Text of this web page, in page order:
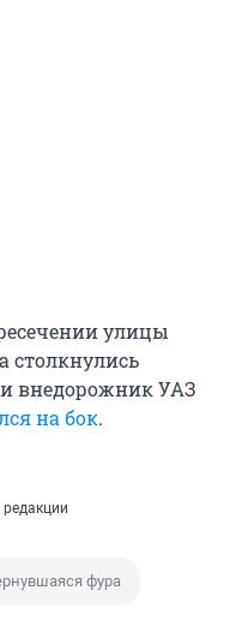
улицы
столкнулись
внедорожник УАЗ
на бок.
фура